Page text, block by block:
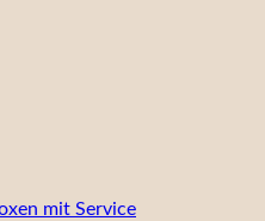
Pferden!
mit Service